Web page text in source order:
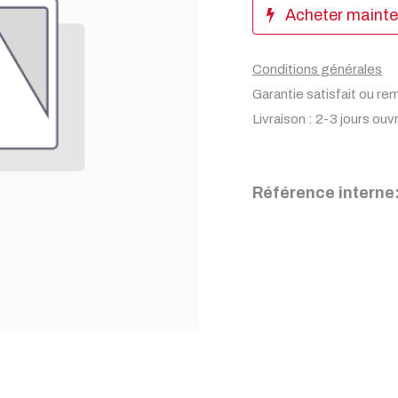
Acheter
Conditions générales
Garantie satisfait ou
Livraison : 2-3 jours
Référence